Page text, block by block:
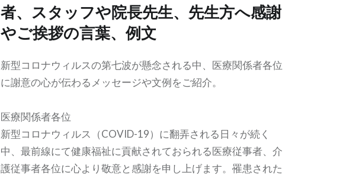
者、スタッフや院長先生、先生方へ感謝
やご挨拶の言葉、例文
新型コロナウィルスの第七波が懸念される中、医療関係者各位
に謝意の心が伝わるメッセージや文例をご紹介。
医療関係者各位
新型コロナウィルス（COVID-19）に翻弄される日々が続く
中、最前線にて健康福祉に貢献されておられる医療従事者、介
護従事者各位に心より敬意と感謝を申し上げます。罹患された